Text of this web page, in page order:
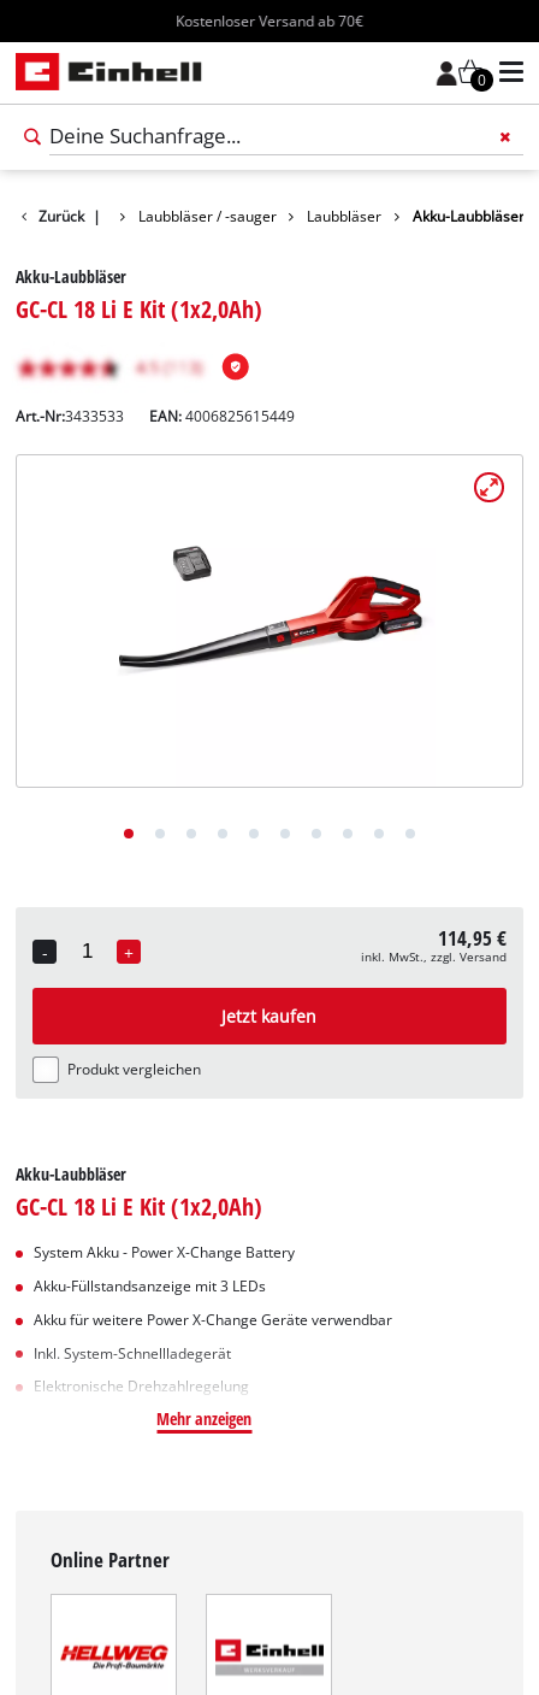
Kostenloser Versand ab 70€
0
Zurück |
Garten Laubbläser / -sauger Laubbläser Akku-Laubbläser
Akku-Laubbläser
GC-CL 18 Li E Kit (1x2,0Ah)
Art.-Nr:3433533 EAN:4006825615449
-
Quantity
+ 114,95 €
inkl. MwSt., zzgl. Versand
Jetzt kaufen
Produkt vergleichen
Akku-Laubbläser
GC-CL 18 Li E Kit (1x2,0Ah)
System Akku - Power X-Change Battery
Akku-Füllstandsanzeige mit 3 LEDs
Akku für weitere Power X-Change Geräte verwendbar
Inkl. System-Schnellladegerät
Elektronische Drehzahlregelung
Mehr anzeigen
Online Partner